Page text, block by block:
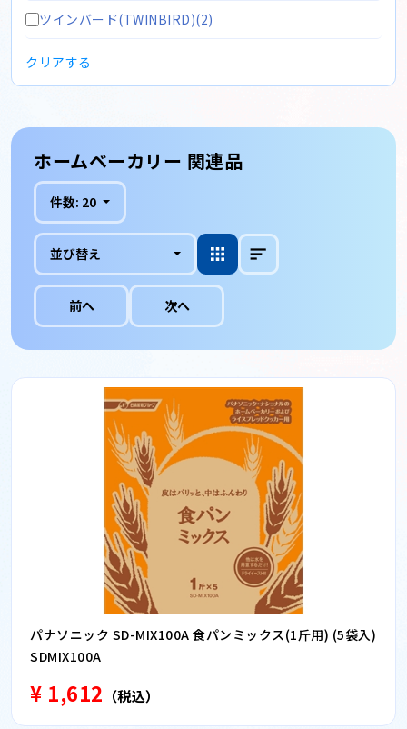
ツインバード(TWINBIRD)(2)
クリアする
ホームベーカリー 関連品
件数: 20
並び替え
前へ 次へ
パナソニック SD-MIX100A 食パンミックス(1斤用) (5袋入)
SDMIX100A
¥ 1,612 （税込）